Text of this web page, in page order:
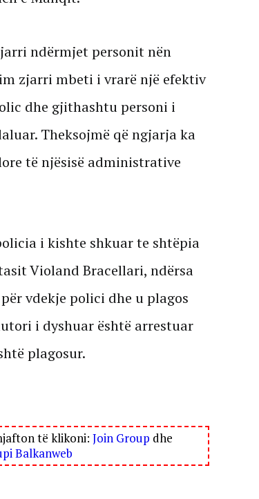
ndërmjet personit nën
zjarri mbeti i vrarë një efektiv
dhe gjithashtu personi i
Theksojmë që ngjarja ka
të njësisë administrative
i kishte shkuar te shtëpia
Violand Bracellari, ndërsa
vdekje polici dhe u plagos
i dyshuar është arrestuar
plagosur.
të klikoni: Join Group dhe
Balkanweb